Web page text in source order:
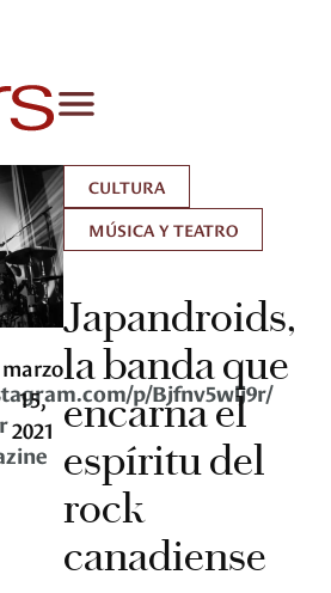
p/Bjfnv5wlj9r/
marzo
15,
2021
CULTURA
MÚSICA Y TEATRO
Japandroids,
la banda que
encarna el
espíritu del
rock
canadiense